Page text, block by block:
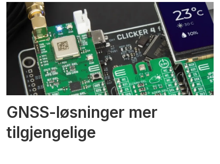
GNSS-løsninger mer
tilgjengelige